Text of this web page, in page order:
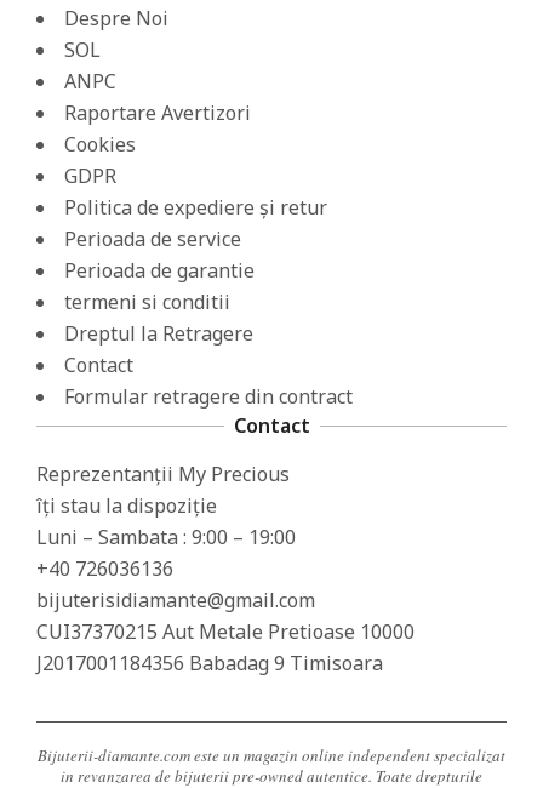
Despre Noi
SOL
ANPC
Raportare Avertizori
Cookies
GDPR
Politica de expediere și retur
Perioada de service
Perioada de garantie
termeni si conditii
Dreptul la Retragere
Contact
Formular retragere din contract
Contact
Reprezentanții My Precious
îți stau la dispoziție
Luni – Sambata : 9:00 – 19:00
+40 726036136
bijuterisidiamante@gmail.com
CUI37370215 Aut Metale Pretioase 10000
J2017001184356 Babadag 9 Timisoara
Bijuterii-diamante.com este un magazin online independent specializat
in revanzarea de bijuterii pre-owned autentice. Toate drepturile